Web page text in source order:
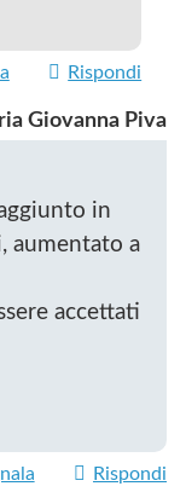
Rispondi
Giovanna Piva
in
aumentato a
accettati
Rispondi